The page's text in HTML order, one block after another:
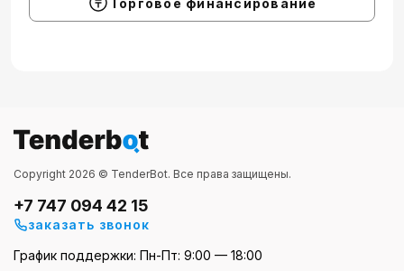
Copyright 2026 © TenderBot. Все права защищены.
+7 747 094 42 15
заказать звонок
График поддержки: Пн-Пт: 9:00 — 18:00